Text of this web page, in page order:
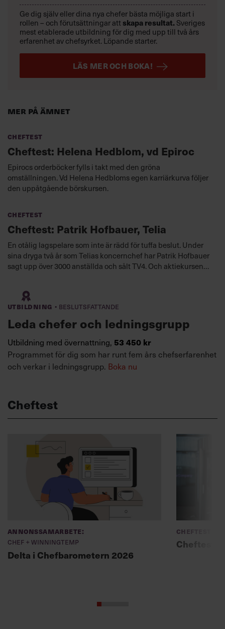
Mer på ämnet
Cheftest
Cheftest: Helena Hedblom, vd Epiroc
Epirocs orderböcker fylls i takt med den gröna
omställningen. Vd Helena Hedbloms egen karriärkurva följer
den uppåtgående börskursen.
Cheftest
Cheftest: Patrik Hofbauer, Telia
En otålig lagspelare som inte är rädd för tuffa beslut. Under
sina dryga två år som Telias koncernchef har Patrik Hofbauer
sagt upp över 3000 anställda och sålt TV4. Och aktiekursen
Utbildning · Beslutsfattande
Leda chefer och ledningsgrupp
Utbildning med övernattning, 53 450 kr
Programmet för dig som har runt fem års chefserfarenhet
och verkar i ledningsgrupp. Boka nu
Ge dig själv eller dina nya chefer bästa möjliga start i
rollen – och förutsättningar att skapa resultat. Sveriges
mest etablerade utbildning för dig med upp till två års
erfarenhet av chefsyrket. Löpande starter.
LÄS MER OCH BOKA!
Cheftest
Annonssamarbete:
Chef + Winningtemp
Delta i Chefbarometern 2026
Cheftest
Cheftest: